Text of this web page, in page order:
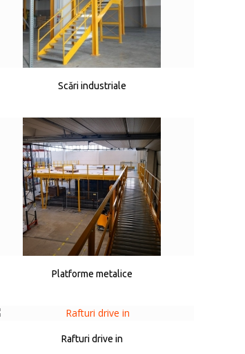
Scări industriale
Platforme metalice
Rafturi drive in